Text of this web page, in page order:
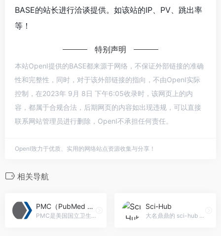
BASE的站长进行洽谈提供。如该站的IP、PV、跳出率
等！
特别声明
本站OpenI提供的BASE都来源于网络，不保证外部链接的准确
性和完整性，同时，对于该外部链接的指向，不由OpenI实际
控制，在2023年 9月 8日 下午6:05收录时，该网页上的内
容，都属于合规合法，后期网页的内容如出现违规，可以直接
联系网站管理员进行删除，OpenI不承担任何责任。
OpenI致力于优质、实用的网络站点资源收集与分享！
相关导航
PMC（PubMed Cenral)
PMC是美国国立卫生研究院提供的一项服务
Sci-Hub
大名鼎鼎的 sci-hub 是一个由...